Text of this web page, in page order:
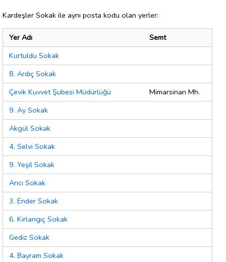
Kardeşler Sokak ile aynı posta kodu olan yerler:
Yer Adı
Semt
Kurtuldu Sokak
8. Ardıç Sokak
Çevik Kuvvet Şubesi Müdürlüğü
Mimarsinan Mh.
9. Ay Sokak
Akgül Sokak
4. Selvi Sokak
9. Yeşil Sokak
Arıcı Sokak
3. Ender Sokak
6. Kırlangıç Sokak
Gediz Sokak
4. Bayram Sokak